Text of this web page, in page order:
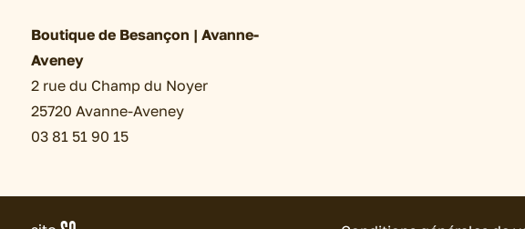
Boutique de Besançon | Avanne-
Aveney
2 rue du Champ du Noyer
25720 Avanne-Aveney
03 81 51 90 15